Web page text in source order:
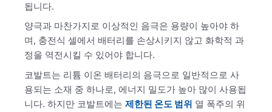
됩니다.
양극과 마찬가지로 이상적인 음극은 용량이 높아야 하
며, 충전식 셀에서 배터리를 손상시키지 않고 화학적 과
정을 역전시킬 수 있어야 합니다.
코발트는 리튬 이온 배터리의 음극으로 일반적으로 사
용되는 소재 중 하나로, 에너지 밀도가 높아 많이 사용됩
니다. 하지만 코발트에는 제한된 온도 범위 열 폭주의 위